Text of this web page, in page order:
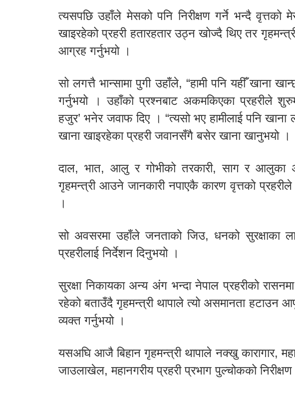
त्यसपछि उहाँले मेसको पनि निरीक्षण गर्ने भन्दै वृत्तको
खाइरहेको प्रहरी हतारहतार उठ्न खोज्दै थिए तर
आग्रह गर्नुभयो ।
सो लगत्तै भान्सामा पुगी उहाँले, “हामी पनि यहीँ खाना
गर्नुभयो । उहाँको प्रश्नबाट अकमकिएका प्रहरीले
हजुर’ भनेर जवाफ दिए । “त्यसो भए हामीलाई पनि खाना
खाना खाइरहेका प्रहरी जवानसँगै बसेर खाना खानुभयो ।
दाल, भात, आलु र गोभीको तरकारी, साग र आलुका
गृहमन्त्री आउने जानकारी नपाएकै कारण वृत्तको
।
सो अवसरमा उहाँले जनताको जिउ, धनको सुरक्षाका
प्रहरीलाई निर्देशन दिनुभयो ।
सुरक्षा निकायका अन्य अंग भन्दा नेपाल प्रहरीको
रहेको बताउँदै गृहमन्त्री थापाले त्यो असमानता हटाउन
व्यक्त गर्नुभयो ।
यसअघि आजै बिहान गृहमन्त्री थापाले नक्खु कारागार,
जाउलाखेल, महानगरीय प्रहरी प्रभाग पुल्चोकको